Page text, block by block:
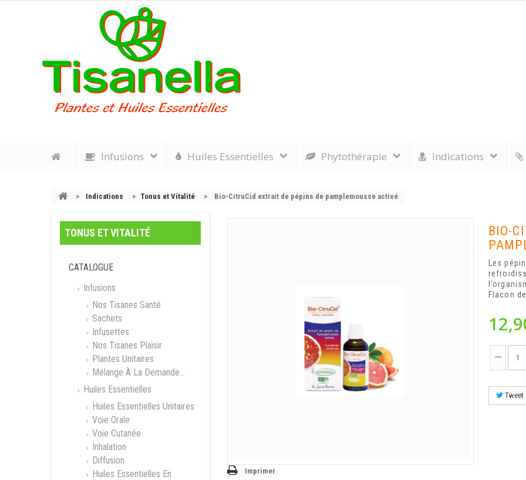
Infusions Huiles Essentielles Phytothérapie Indications
> Indications > Tonus et Vitalité > Bio-CitruCid extrait de pépins de pamplemousse activé
TONUS ET VITALITÉ
CATALOGUE
Infusions
Nos Tisanes Santé
Sachets
Infusettes
Nos Tisanes Plaisir
Plantes Unitaires
Mélange À La Demande...
Huiles Essentielles
Huiles Essentielles Unitaires
Voie Orale
Voie Cutanée
Inhalation
Diffusion
Huiles Essentielles En
Imprimer
BIO-
Les
Flacon
Tweet